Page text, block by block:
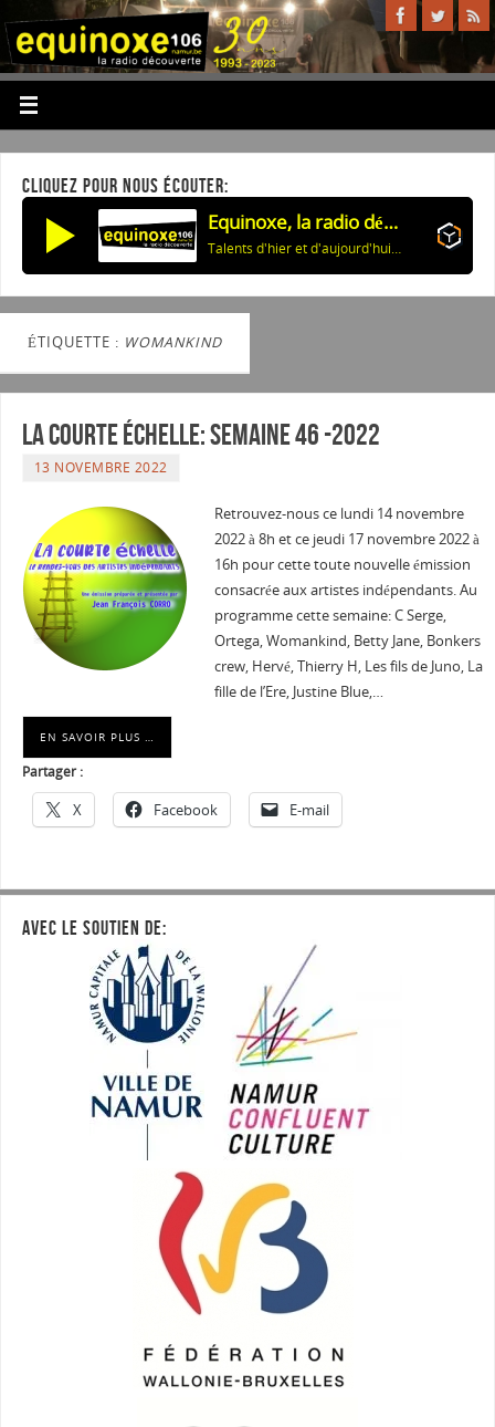
CLIQUEZ POUR NOUS ÉCOUTER:
Equinoxe, la radio découverte
Talents d'hier et d'aujourd'hui: Bobby Darin
ÉTIQUETTE : WOMANKIND
La courte échelle: semaine 46 -2022
13 NOVEMBRE 2022
Retrouvez-nous ce lundi 14 novembre
2022 à 8h et ce jeudi 17 novembre 2022 à
16h pour cette toute nouvelle émission
consacrée aux artistes indépendants. Au
programme cette semaine: C Serge,
Ortega, Womankind, Betty Jane, Bonkers
crew, Hervé, Thierry H, Les fils de Juno, La
fille de l’Ere, Justine Blue,…
EN SAVOIR PLUS …
Partager :
X Facebook E-mail
AVEC LE SOUTIEN DE: